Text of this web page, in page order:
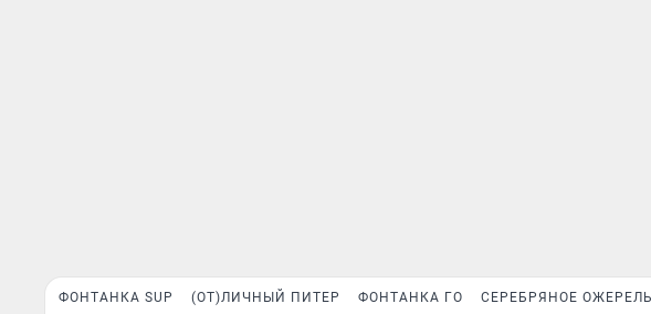
ФОНТАНКА SUP (ОТ)ЛИЧНЫЙ ПИТЕР ФОНТАНКА ГО СЕРЕБРЯНОЕ